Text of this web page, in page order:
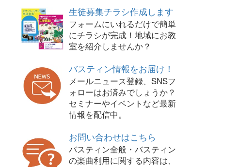
生徒募集チラシ作成します
フォームにいれるだけで簡単
にチラシが完成！地域にお教
室を紹介しませんか？
バスティン情報をお届け！
メールニュース登録、SNSフ
ォローはお済みでしょうか？
セミナーやイベントなど最新
情報を配信中。
お問い合わせはこちら
バスティン全般・バスティン
の楽曲利用に関する内容は、